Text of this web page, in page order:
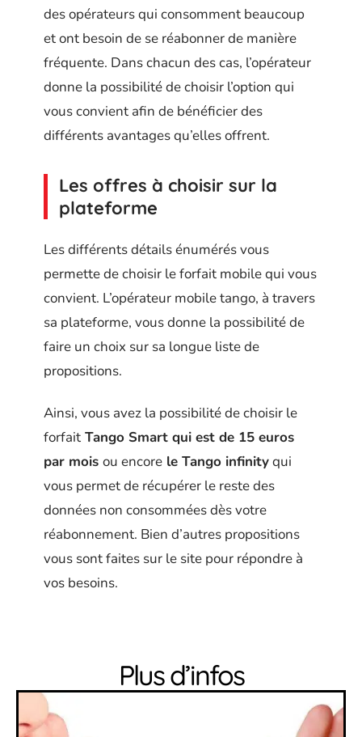
des opérateurs qui consomment beaucoup
et ont besoin de se réabonner de manière
fréquente. Dans chacun des cas, l’opérateur
donne la possibilité de choisir l’option qui
vous convient afin de bénéficier des
différents avantages qu’elles offrent.
Les offres à choisir sur la
plateforme
Les différents détails énumérés vous
permette de choisir le forfait mobile qui vous
convient. L’opérateur mobile tango, à travers
sa plateforme, vous donne la possibilité de
faire un choix sur sa longue liste de
propositions.
Ainsi, vous avez la possibilité de choisir le
forfait Tango Smart qui est de 15 euros
par mois ou encore le Tango infinityqui
vous permet de récupérer le reste des
données non consommées dès votre
réabonnement. Bien d’autres propositions
vous sont faites sur le site pour répondre à
vos besoins.
Plus d’infos